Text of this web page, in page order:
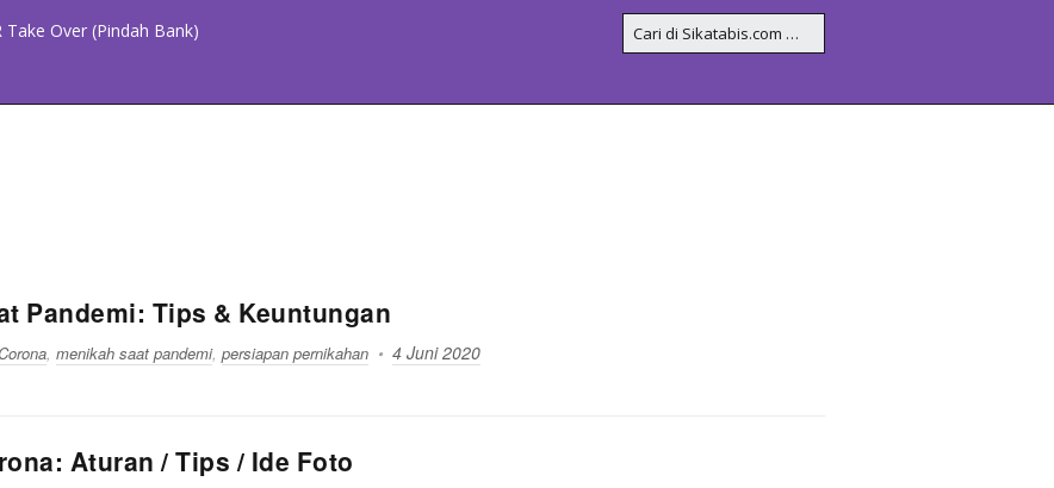
Take Over (Pindah Bank)
Pandemi: Tips & Keuntungan
, menikah saat pandemi, persiapan pernikahan 4 Juni 2020
Aturan / Tips / Ide Foto